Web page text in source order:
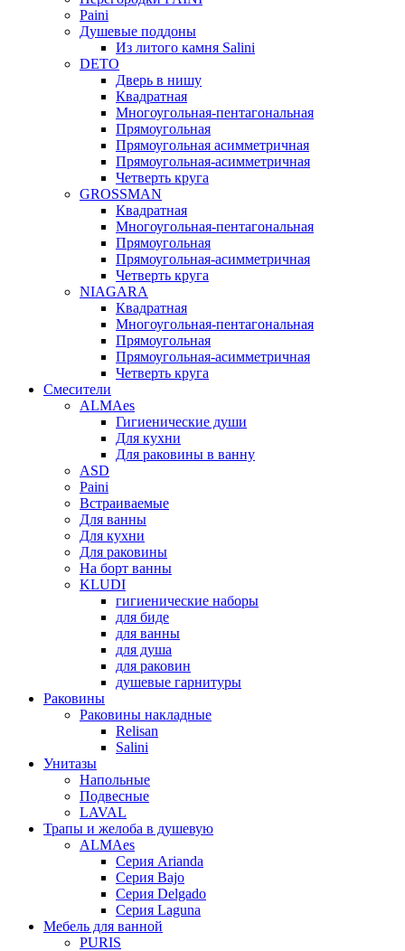
Paini
Душевые поддоны
Из литого камня Salini
DETO
Дверь в нишу
Квадратная
Многоугольная-пентагональная
Прямоугольная
Прямоугольная асимметричная
Прямоугольная-асимметричная
Четверть круга
GROSSMAN
Квадратная
Многоугольная-пентагональная
Прямоугольная
Прямоугольная-асимметричная
Четверть круга
NIAGARA
Квадратная
Многоугольная-пентагональная
Прямоугольная
Прямоугольная-асимметричная
Четверть круга
Смесители
ALMAes
Гигиенические души
Для кухни
Для раковины в ванну
ASD
Paini
Встраиваемые
Для ванны
Для кухни
Для раковины
На борт ванны
KLUDI
гигиенические наборы
для биде
для ванны
для душа
для раковин
душевые гарнитуры
Раковины
Раковины накладные
Relisan
Salini
Унитазы
Напольные
Подвесные
LAVAL
Трапы и желоба в душевую
ALMAes
Серия Arianda
Серия Bajo
Серия Delgado
Серия Laguna
Мебель для ванной
PURIS